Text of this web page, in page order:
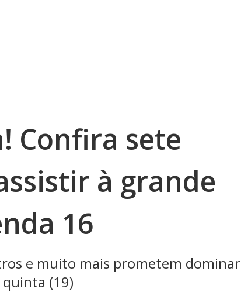
Confira sete
à grande
16
e muito mais prometem dominar
quinta (19)